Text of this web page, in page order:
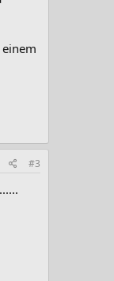
#3